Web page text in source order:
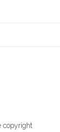
copyright